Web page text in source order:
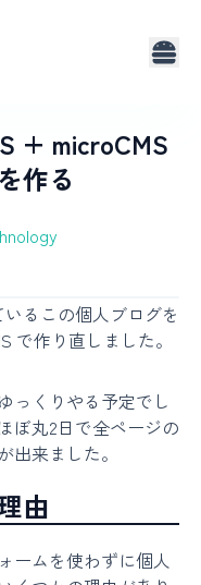
+ microCMS
作る
るこの個人ブログを
で作り直しました。
っくりやる予定でし
ぼ丸2日で全ページの
来ました。
由
ームを使わずに個人